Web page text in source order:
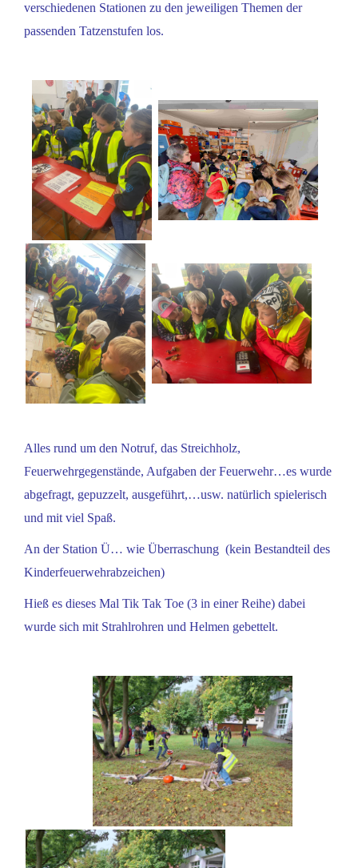
verschiedenen Stationen zu den jeweiligen Themen der
passenden Tatzenstufen los.
Alles rund um den Notruf, das Streichholz,
Feuerwehrgegenstände, Aufgaben der Feuerwehr…es wurde
abgefragt, gepuzzelt, ausgeführt,…usw. natürlich spielerisch
und mit viel Spaß.
An der Station Ü… wie Überraschung (kein Bestandteil des
Kinderfeuerwehrabzeichen)
Hieß es dieses Mal Tik Tak Toe (3 in einer Reihe) dabei
wurde sich mit Strahlrohren und Helmen gebettelt.